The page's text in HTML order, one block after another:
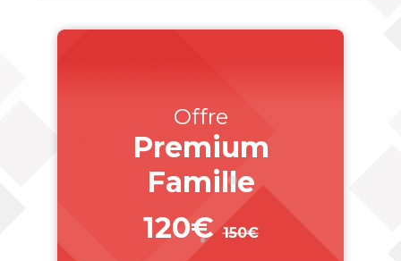
Offre
Premium
Famille
120€ 150€
_